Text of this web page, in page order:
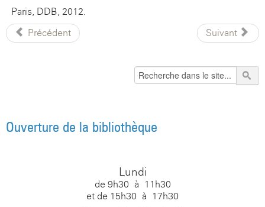
Paris, DDB, 2012.
Précédent
Suivant
Ouverture de la bibliothèque
Lundi
de 9h30 à 11h30
et de 15h30 à 17h30